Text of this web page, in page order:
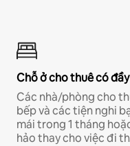
Chỗ ở cho thuê có
Các nhà/phòng cho
bếp và các tiện nghi
mái trong 1 tháng
hảo thay cho việc đi